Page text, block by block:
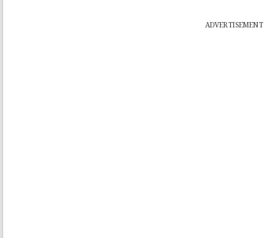
ADVERTISEMENT